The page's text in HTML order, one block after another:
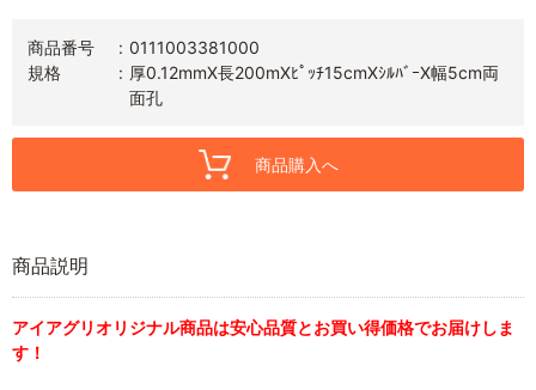
商品番号
0111003381000
規格
厚0.12mmX長200mXﾋﾟｯﾁ15cmXｼﾙﾊﾞｰX幅5cm両
面孔
商品購入へ
商品説明
アイアグリオリジナル商品は安心品質とお買い得価格でお届けしま
す！